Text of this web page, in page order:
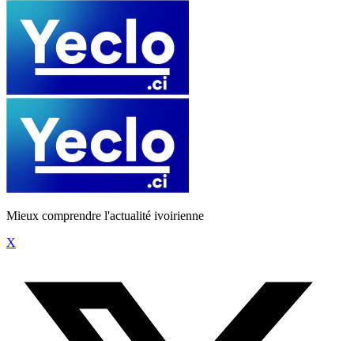
Mieux comprendre l'actualité ivoirienne
X